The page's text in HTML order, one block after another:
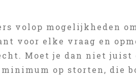
volop mogelijkheden
voor elke vraag en
Moet je dan niet juist
op storten, die